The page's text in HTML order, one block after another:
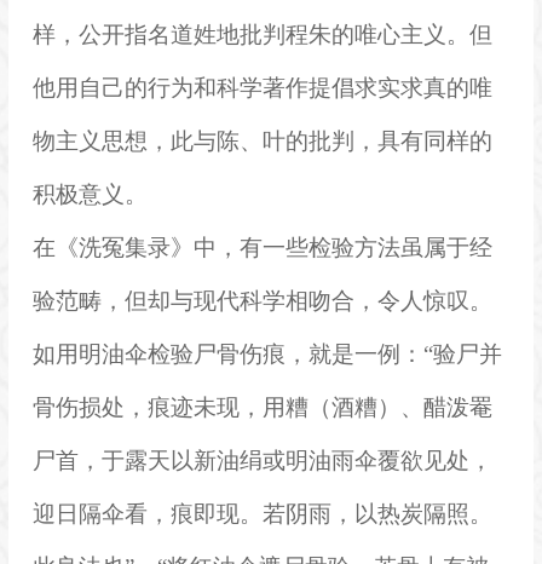
样，公开指名道姓地批判 程朱的唯心主义。但
他用自己的行为和科学著作提倡求实求真的唯
物主义思想，此与陈、叶的批判，具有同样的
积极意义。
在《洗冤集录》中，有一些检验方法虽属于经
验范畴，但却与现代科学相吻合，令人惊叹。
如用明油伞检验尸骨伤痕，就是一例：“验尸并
骨伤损处，痕迹未现，用糟（酒糟）、醋泼罨
尸首，于露天以新油绢或明油雨伞覆欲见处，
迎日隔伞看，痕即现。若阴雨，以热炭隔照。